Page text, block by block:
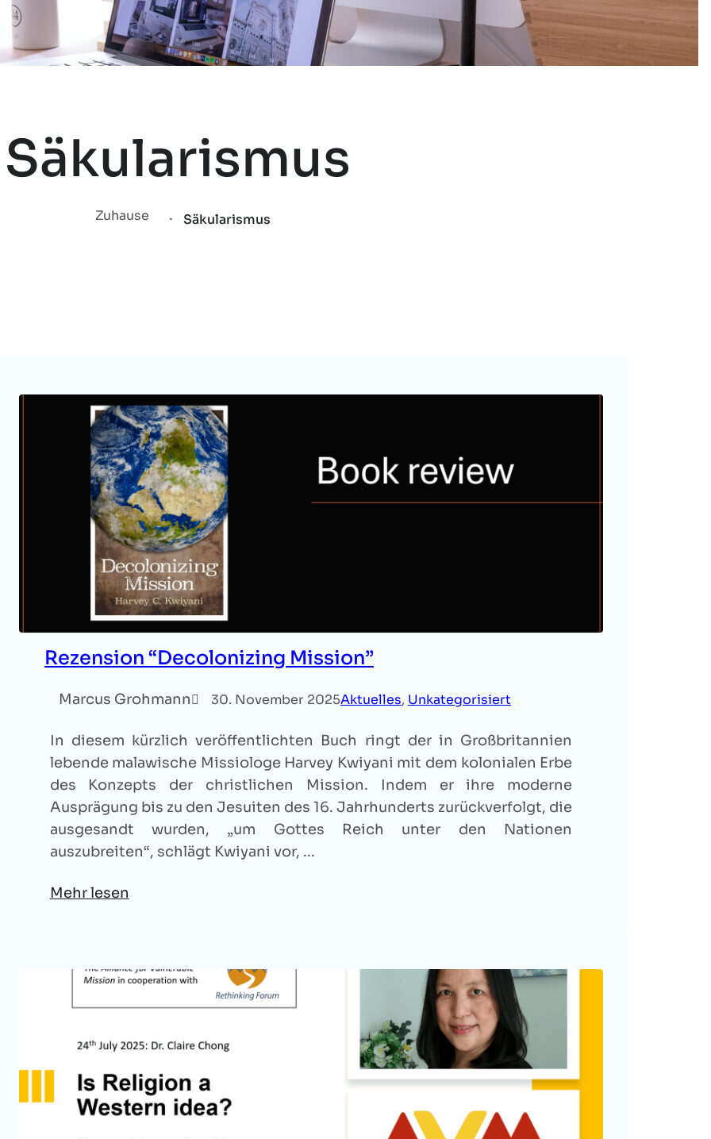
Säkularismus
Zuhause . Säkularismus
Rezension “Decolonizing Mission”
Marcus Grohmann 30. November 2025Aktuelles, Unkategorisiert
In diesem kürzlich veröffentlichten Buch ringt der in Großbritannien
lebende malawische Missiologe Harvey Kwiyani mit dem kolonialen Erbe
des Konzepts der christlichen Mission. Indem er ihre moderne
Ausprägung bis zu den Jesuiten des 16. Jahrhunderts zurückverfolgt, die
ausgesandt wurden, „um Gottes Reich unter den Nationen
auszubreiten“, schlägt Kwiyani vor, ...
Mehr lesen